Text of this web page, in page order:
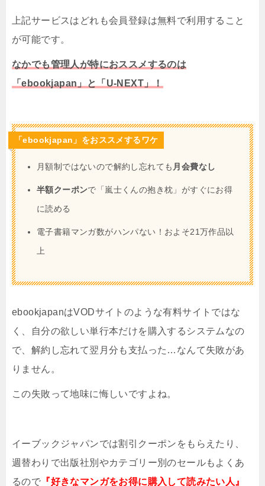
上記サービスはどれも会員登録は無料で利用すること
が可能です。
なかでも管理人が特におススメするのは
「ebookjapan」と「U-NEXT」！
「ebookjapan」をおススメするワケ
月額制ではないので解約し忘れても 月会費なし
半額クーポンで「嵐士くんの抱き枕」がすぐにお得
に読める
電子書籍マンガ数がハンパない！およそ21万作品以
上
ebookjapanはVODサイトのような有料サイトではな
く、自分の欲しい単行本だけを購入するシステムなの
で、解約し忘れて翌月分も支払った…なんて失敗があ
りません。
この失敗って地味に悔しいですよね。
イーブックジャパンでは割引クーポンをもらえたり、
週替わりで出版社別やカテゴリー別のセールもよくあ
るので 『好きなマンガをお得に購入して読みたい人』